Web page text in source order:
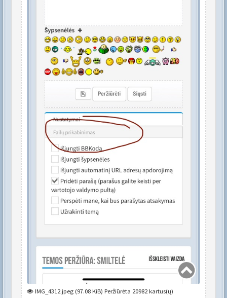
IMG_4312.jpeg (97.08 KiB) Peržiūrėta 20982 kartus(ų)